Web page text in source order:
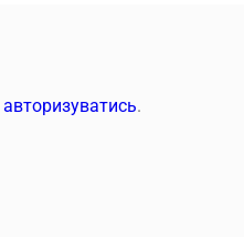
авторизуватись.